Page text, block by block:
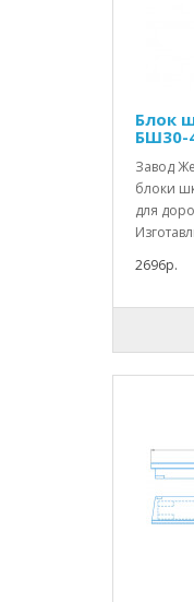
Блок
БШ30-
Завод
блоки
для
2696р.